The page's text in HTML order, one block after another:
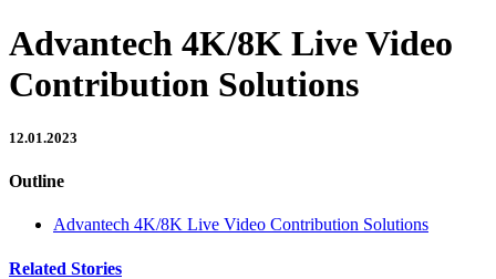
Advantech 4K/8K Live Video
Contribution Solutions
12.01.2023
Outline
Advantech 4K/8K Live Video Contribution Solutions
Related Stories